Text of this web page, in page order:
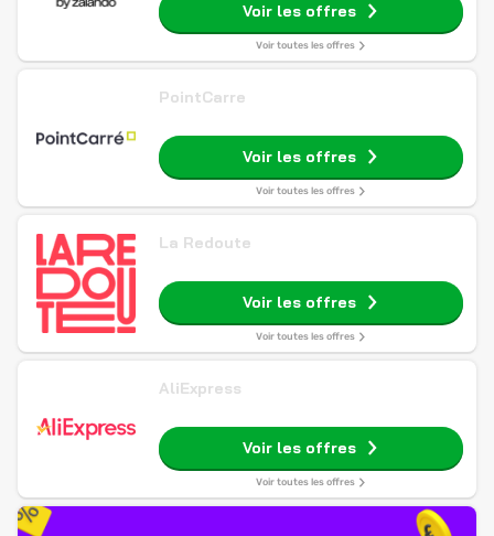
Voir les offres
Voir toutes les offres
PointCarre
Voir les offres
Voir toutes les offres
La Redoute
Voir les offres
Voir toutes les offres
AliExpress
Voir les offres
Voir toutes les offres